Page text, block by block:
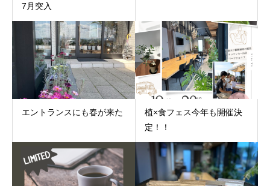
7月突入
エントランスにも春が来た
植×食フェス今年も開催決
定！！